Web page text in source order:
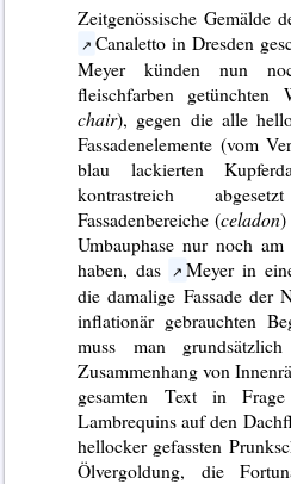
Zeitgenössische Gemälde
Canaletto in Dresden
Meyer künden nun
fleischfarben getünchten
chair), gegen die alle
Fassadenelemente (vom
blau lackierten
kontrastreich
Fassadenbereiche (celadon)
Umbauphase nur noch
haben, das
Meyer in
die damalige Fassade der
inflationär gebrauchten
muss man
Zusammenhang von
gesamten Text in
Lambrequins auf den
hellocker gefassten
Ölvergoldung, die